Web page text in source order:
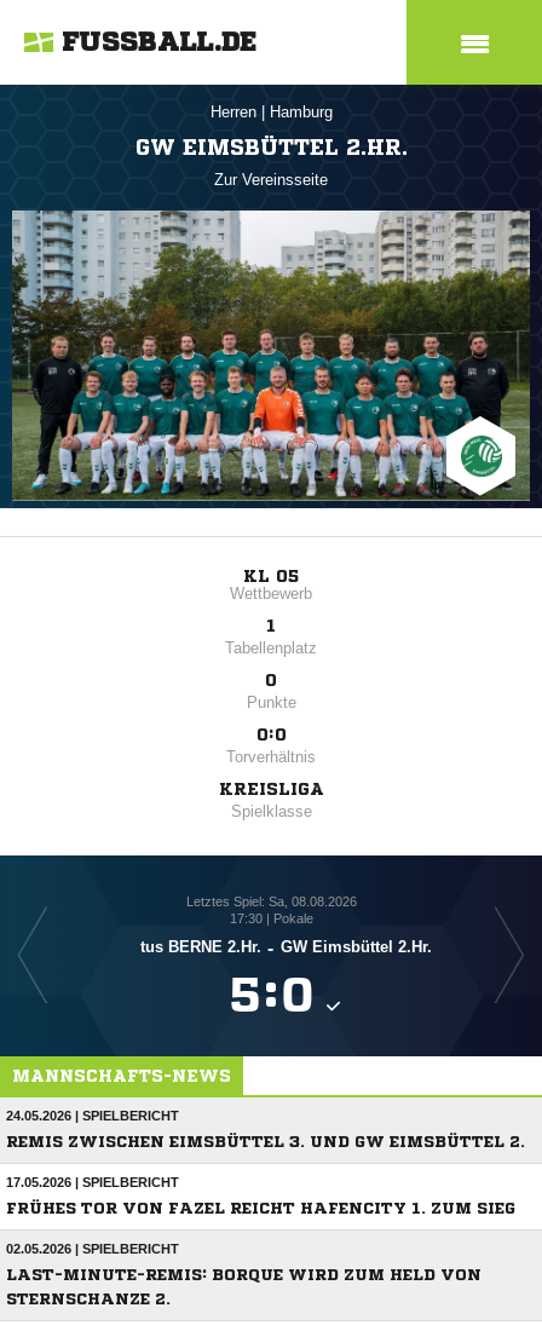
FUSSBALL.DE
Herren Hamburg
GW EIMSBÜTTEL 2.HR.
Zur Vereinsseite
KL 05
Wettbewerb
1
Tabellenplatz
0
Punkte
0:0
Torverhältnis
KREISLIGA
Spielklasse
Letztes Spiel: Sa, 08.08.2026
17:30 | Pokale
tus BERNE 2.Hr. - GW Eimsbüttel 2.Hr.
:
MANNSCHAFTS-NEWS
24.05.2026 | SPIELBERICHT
REMIS ZWISCHEN EIMSBÜTTEL 3. UND GW EIMSBÜTTEL 2.
17.05.2026 | SPIELBERICHT
FRÜHES TOR VON FAZEL REICHT HAFENCITY 1. ZUM SIEG
02.05.2026 | SPIELBERICHT
LAST-MINUTE-REMIS: BORQUE WIRD ZUM HELD VON
STERNSCHANZE 2.